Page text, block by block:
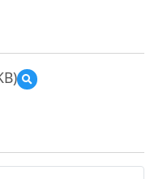
預
覽
國
小.pdf